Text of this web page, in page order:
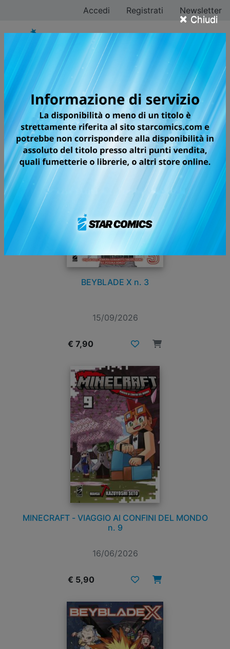
× Chiudi
Accedi Registrati Newsletter
Tutti i fumetti per la
testata KOEN
BEYBLADE X n. 3
15/09/2026
€ 7,90
MINECRAFT - VIAGGIO AI CONFINI DEL MONDO
n. 9
16/06/2026
€ 5,90